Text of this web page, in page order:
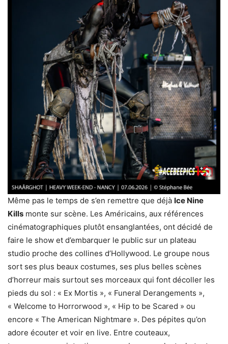
Même pas le temps de s’en remettre que déjà Ice Nine
Kills monte sur scène. Les Américains, aux références
cinématographiques plutôt ensanglantées, ont décidé de
faire le show et d’embarquer le public sur un plateau
studio proche des collines d’Hollywood. Le groupe nous
sort ses plus beaux costumes, ses plus belles scènes
d’horreur mais surtout ses morceaux qui font décoller les
pieds du sol : « Ex Mortis », « Funeral Derangements »,
« Welcome to Horrorwood », « Hip to be Scared » ou
encore « The American Nightmare ». Des pépites qu’on
adore écouter et voir en live. Entre couteaux,